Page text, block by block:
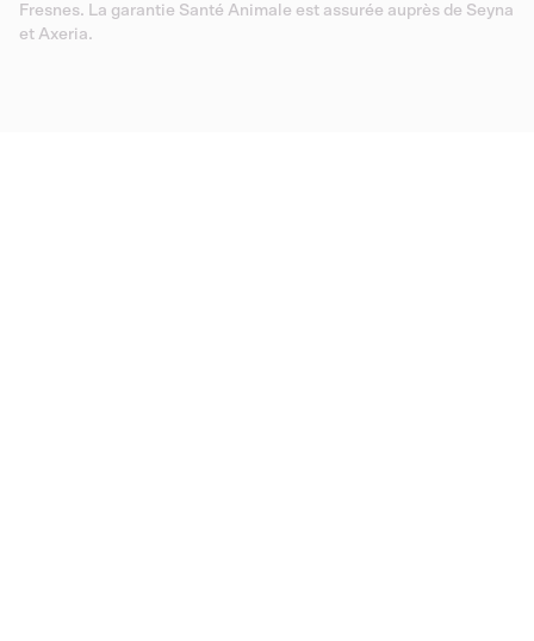
Fresnes. La garantie Santé Animale est assurée auprès de Seyna
et Axeria.